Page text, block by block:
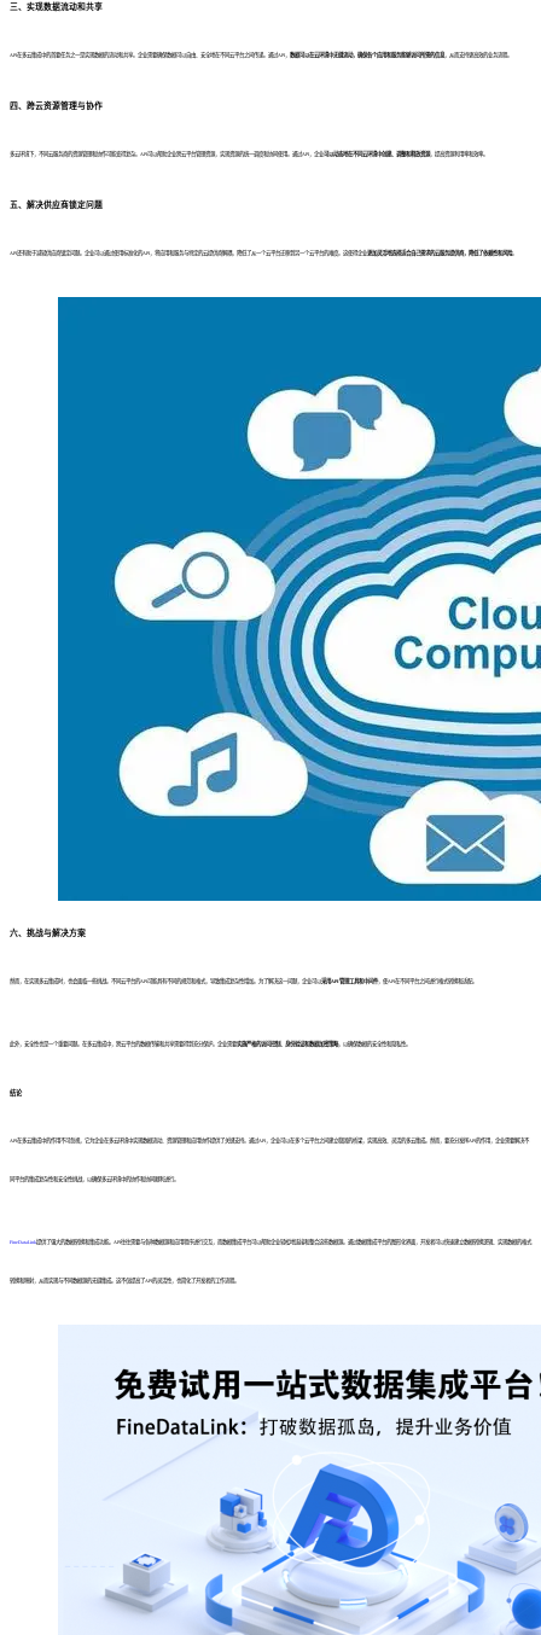
三、 实现数据流动和共享
API在多云集成中的首要任务之一是实现数据的流动和共享。企业需要确保数据可以自由、安全地在不同云平台之间传递。通过API， 数据可以在云环境中无缝流动，确保各个应用和服务能够访问所需的信息 ，从而支持更高效的业务流程。
四、 跨云资源管理与协作
多云环境下，不同云服务商的资源管理和协作可能变得复杂。API可以帮助企业跨云平台管理资源，实现资源的统一调度和协同使用。通过API，企业可以动态地在不同云环境中创建、调整和释放资源 ，提高资源利用率和效率。
五、 解决供应商锁定问题
API还有助于减轻供应商锁定问题。企业可以通过使用标准化的API，将应用和服务与特定的云提供商解耦，降低了从一个云平台迁移到另一个云平台的难度。这使得企业 更加灵活地选择适合自己需求的云服务提供商，降低了依赖性和风险。
六、 挑战与解决方案
然而，在实现多云集成时，也会面临一些挑战。不同云平台的API可能具有不同的规范和格式，导致集成复杂性增加。为了解决这一问题，企业可以采用API管理工具和中间件，使API在不同平台之间进行格式转换和适配。
此外，安全性也是一个重要问题。在多云集成中，跨云平台的数据传输和共享需要得到充分保护。企业需要实施严格的访问控制、身份验证和数据加密策略，以确保数据的安全性和隐私性。
结论
API在多云集成中的作用不可忽视，它为企业在多云环境中实现数据流动、资源管理和应用协作提供了关键支持。通过API，企业可以在多个云平台之间建立稳固的桥梁，实现高效、灵活的多云集成。然而，要充分发挥API的作用，企业需要解决不
同平台的集成复杂性和安全性挑战，以确保多云环境中的协作和协同顺利进行。
FineDataLink提供了强大的数据转换和集成功能。API往往需要与各种数据源和应用程序进行交互，而数据集成平台可以帮助企业轻松地连接和整合这些数据源。通过数据集成平台的图形化界面，开发者可以快速建立数据转换逻辑、实现数据的格式
转换和映射，从而实现与不同数据源的无缝集成。这不仅提高了API的灵活性，也简化了开发者的工作流程。